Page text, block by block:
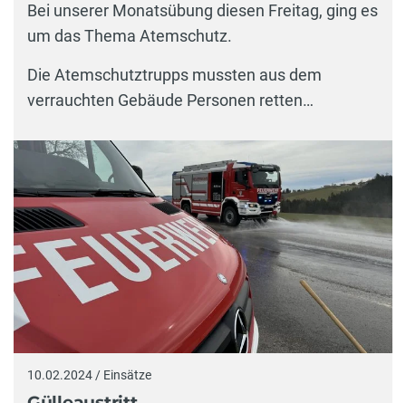
Bei unserer Monatsübung diesen Freitag, ging es
um das Thema Atemschutz.
Die Atemschutztrupps mussten aus dem
verrauchten Gebäude Personen retten…
10.02.2024 / Einsätze